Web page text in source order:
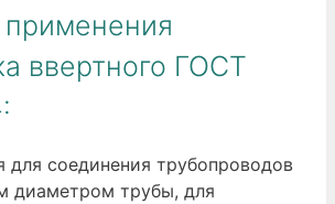
ввертного ГОСТ
для соединения трубопроводов
диаметром трубы, для